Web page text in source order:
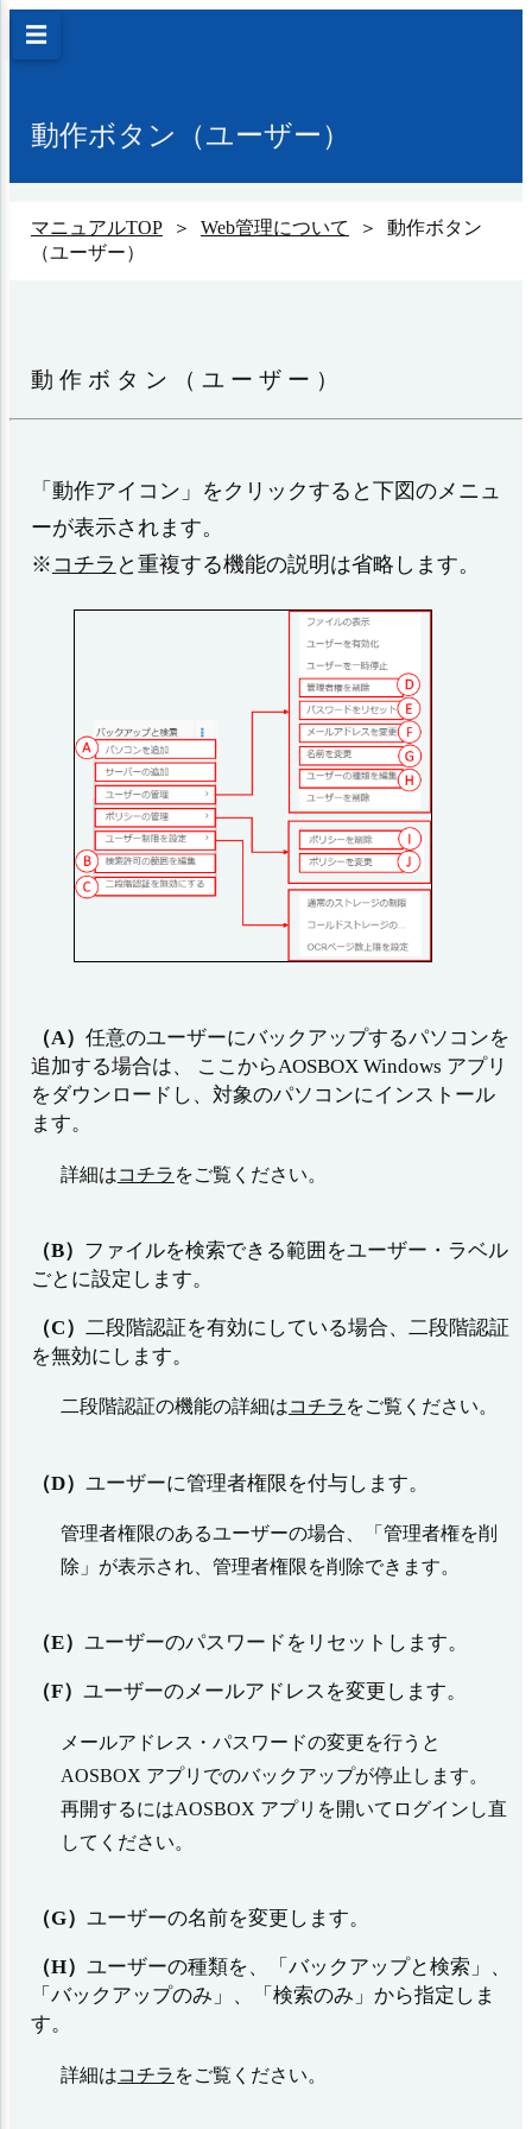
☰
動作ボタン（ユーザー）
マニュアルTOP ＞ Web管理について
＞ 動作ボタン
（ユーザー）
動作ボタン（ユーザー）
「動作アイコン」をクリックすると下図のメニュ
ーが表示されます。
※ コチラ と重複する機能の説明は省略します。
（A） 任意のユーザーにバックアップするパソコンを
追加する場合は、 ここからAOSBOX Windows アプリ
をダウンロードし、対象のパソコンにインストール
ます。
詳細はコチラ をご覧ください。
（B） ファイルを検索できる範囲をユーザー・ラベル
ごとに設定します。
（C） 二段階認証を有効にしている場合、二段階認証
を無効にします。
二段階認証の機能の詳細はコチラ をご覧ください。
（D） ユーザーに管理者権限を付与します。
管理者権限のあるユーザーの場合、「管理者権を削
除」が表示され、管理者権限を削除できます。
（E） ユーザーのパスワードをリセットします。
（F） ユーザーのメールアドレスを変更します。
メールアドレス・パスワードの変更を行うと
AOSBOX アプリでのバックアップが停止します。
再開するにはAOSBOX アプリを開いてログインし直
してください。
（G） ユーザーの名前を変更します。
（H） ユーザーの種類を、「バックアップと検索」、
「バックアップのみ」、「検索のみ」から指定しま
す。
詳細はコチラ をご覧ください。